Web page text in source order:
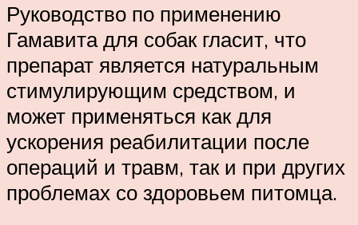
Руководство по применению
Гамавита для собак гласит, что
препарат является натуральным
стимулирующим средством, и
может применяться как для
ускорения реабилитации после
операций и травм, так и при других
проблемах со здоровьем питомца.